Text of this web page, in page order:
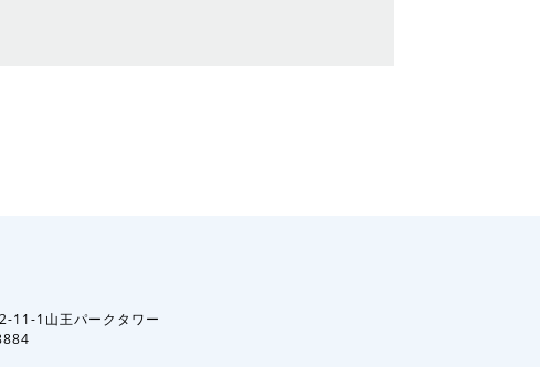
11-1山王パークタワー